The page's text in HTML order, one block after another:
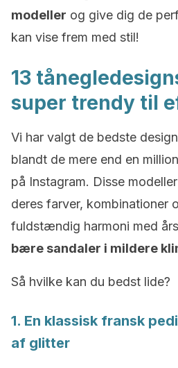
modeller og give dig de
kan vise frem med stil!
13
super trendy til
Vi har valgt de bedste
blandt de mere end en
på Instagram. Disse
deres farver, kombinationer
fuldstændig harmoni med
bære sandaler i mildere
Så hvilke kan du bedst lide?
1. En klassisk fransk
af glitter